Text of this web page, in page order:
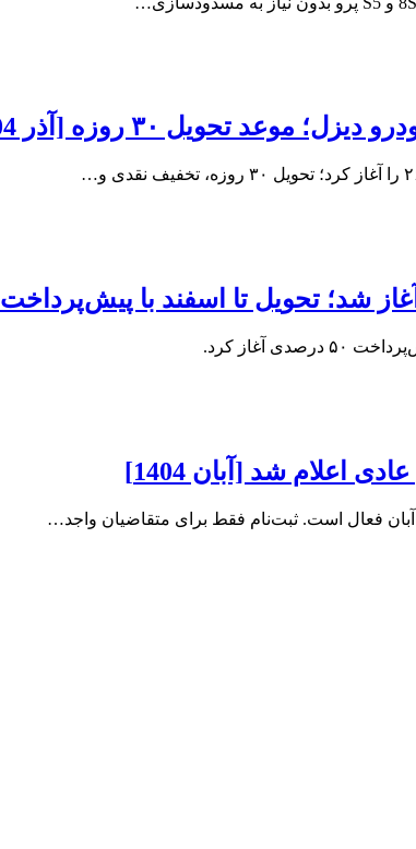
تحویل ۳۰ روزه [آذر 1404]
تا اسفند با پیش‌پرداخت ۵۰ درصدی [آبان 1404]
آغاز کرد.
اعلام شد [آبان 1404]